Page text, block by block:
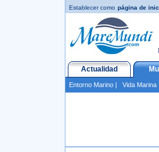
Establecer como página de
Actualidad
Entorno Marino| Vida Marina